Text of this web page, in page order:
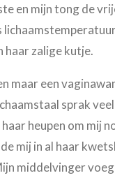
en mijn tong de
haar zalige kutje.
maar een
sprak
heupen om mij
mij in al haar
middelvinger